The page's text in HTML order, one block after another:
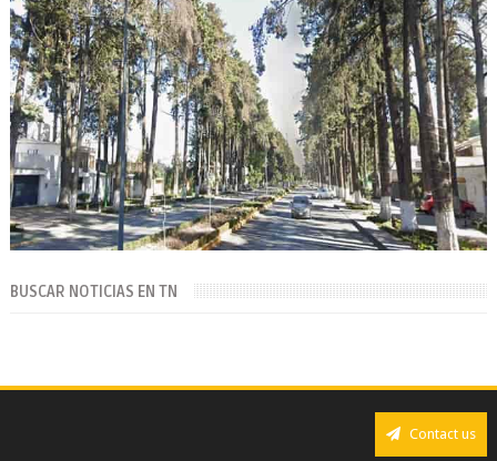
BUSCAR NOTICIAS EN TN
Contact us